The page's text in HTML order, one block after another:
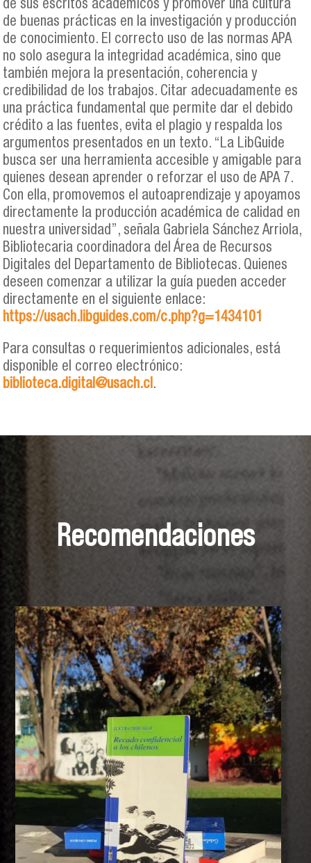
de sus escritos académicos y promover una cultura
de buenas prácticas en la investigación y producción
de conocimiento. El correcto uso de las normas APA
no solo asegura la integridad académica, sino que
también mejora la presentación, coherencia y
credibilidad de los trabajos. Citar adecuadamente es
una práctica fundamental que permite dar el debido
crédito a las fuentes, evita el plagio y respalda los
argumentos presentados en un texto. “La LibGuide
busca ser una herramienta accesible y amigable para
quienes desean aprender o reforzar el uso de APA 7.
Con ella, promovemos el autoaprendizaje y apoyamos
directamente la producción académica de calidad en
nuestra universidad”, señala Gabriela Sánchez Arriola,
Bibliotecaria coordinadora del Área de Recursos
Digitales del Departamento de Bibliotecas. Quienes
deseen comenzar a utilizar la guía pueden acceder
directamente en el siguiente enlace:
https://usach.libguides.com/c.php?g=1434101
Para consultas o requerimientos adicionales, está
disponible el correo electrónico:
biblioteca.digital@usach.cl.
Recomendaciones